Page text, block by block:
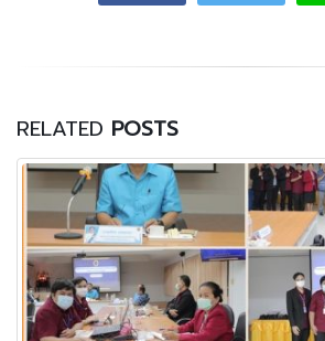
RELATED POSTS